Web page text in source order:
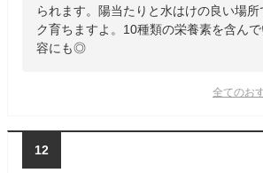
られます。陽当たりと水はけの良い場
ク育ちますよ。10種類の栄養素を含ん
容にも◎
全てのお
12